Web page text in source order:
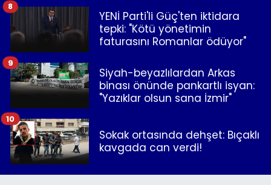
YENİ Parti'li Güç'ten iktidara
tepki: "Kötü yönetimin
faturasını Romanlar ödüyor"
8
Siyah-beyazlılardan Arkas
binası önünde pankartlı isyan:
"Yazıklar olsun sana İzmir"
9
Sokak ortasında dehşet: Bıçaklı
kavgada can verdi!
10